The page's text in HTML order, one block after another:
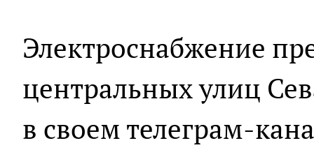
Электроснабжение
центральных улиц
в своем телеграм-